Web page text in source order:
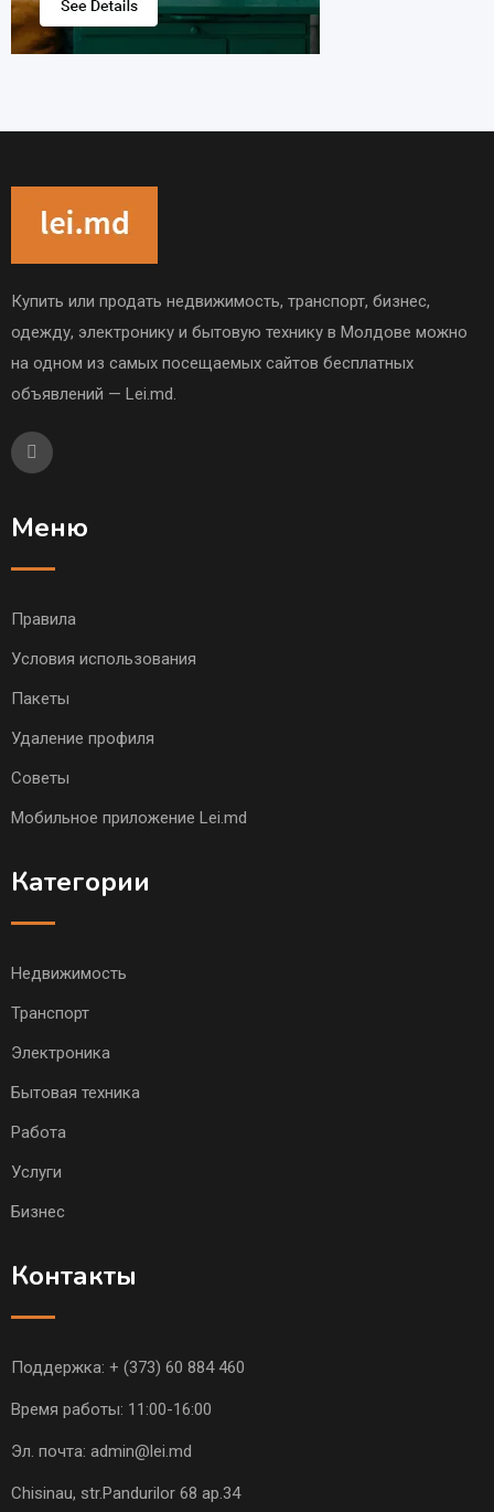
Купить или продать недвижимость, транспорт, бизнес,
одежду, электронику и бытовую технику в Молдове можно
на одном из самых посещаемых сайтов бесплатных
объявлений — Lei.md.
Меню
Правила
Условия использования
Пакеты
Удаление профиля
Советы
Мобильное приложение Lei.md
Категории
Недвижимость
Транспорт
Электроника
Бытовая техника
Работа
Услуги
Бизнес
Контакты
Поддержка: + (373) 60 884 460
Время работы: 11:00-16:00
Эл. почта: admin@lei.md
Chisinau, str.Pandurilor 68 ap.34